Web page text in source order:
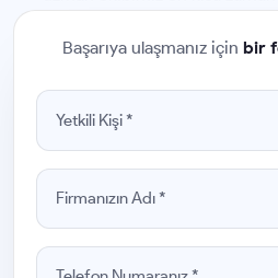
Başarıya ulaşmanız için bir